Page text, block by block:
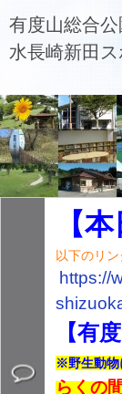
有度山総合
水長崎新田
【
以下のリ
https://
【有
※野生動物
らくの